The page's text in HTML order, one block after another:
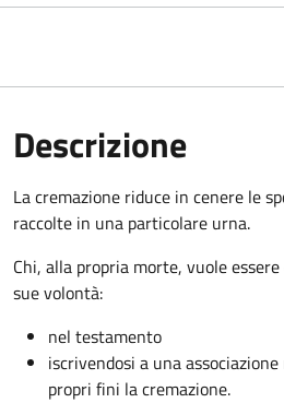
Descrizione
La cremazione riduce in cenere le
raccolte in una particolare urna.
Chi, alla propria morte, vuole
sue volontà:
nel testamento
iscrivendosi a una
propri fini la cremazione.